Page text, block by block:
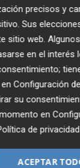
al
días a primera
¡Quiero
precisos y
Sus
sitio web.
en el interés
enConfiguración
su
en
de privacidad
ACEPTAR